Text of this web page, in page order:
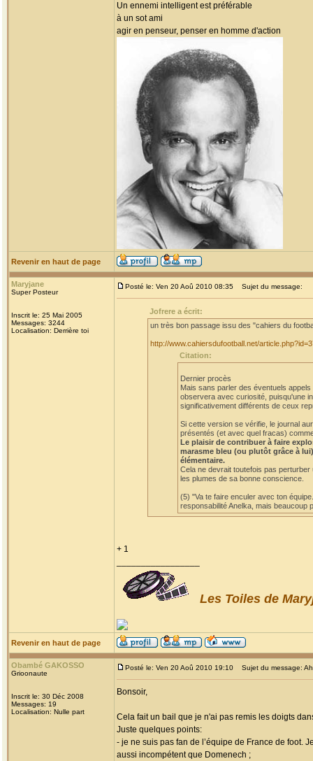
Un ennemi intelligent est préférable
à un sot ami
agir en penseur, penser en homme d'action
Revenir en haut de page
Maryjane
Super Posteur
Inscrit le: 25 Mai 2005
Messages: 3244
Localisation: Derrière toi
Posté le: Ven 20 Aoû 2010 08:35 Sujet du message:
Jofrere a écrit:
un très bon passage issu des "cahiers du
http://www.cahiersdufootball.net/
Citation:
Dernier procès
Mais sans parler des éventuels
observera avec curiosité, puisqu'une
significativement différents de ceux
Si cette version se vérifie, le journal
présentés (et avec quel fracas)
Le plaisir de contribuer à faire
marasme bleu (ou plutôt grâce à
élémentaire.
Cela ne devrait toutefois pas
les plumes de sa bonne conscience.
(5) "Va te faire enculer avec ton
responsabilité Anelka, mais beaucoup
+ 1
Les Toiles de
Revenir en haut de page
Obambé GAKOSSO
Grioonaute
Inscrit le: 30 Déc 2008
Messages: 19
Localisation: Nulle part
Posté le: Ven 20 Aoû 2010 19:10 Sujet du message:
Bonsoir,
Cela fait un bail que je n'ai pas remis les doigts
Juste quelques points:
- je ne suis pas fan de l’équipe de France de foot.
aussi incompétent que Domenech ;